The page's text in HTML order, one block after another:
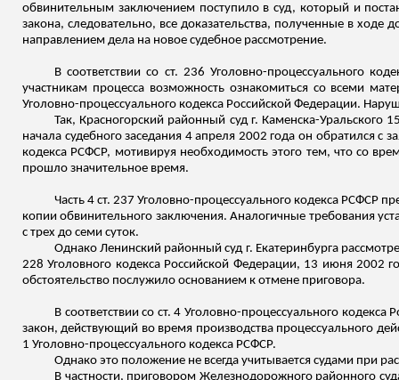
обвинительным заключением поступило в суд, который и
закона, следовательно, все доказательства, полученные в
направлением дела на новое судебное рассмотрение.
В соответствии со ст. 236 Уголовно-процессуального
участникам процесса возможность ознакомиться со всеми
Уголовно-процессуального кодекса Российской Федерации.
Так, Красногорский районный суд г. Каменска-
начала судебного заседания 4 апреля 2002 года он обратился с
кодекса РСФСР, мотивируя необходимость этого тем, что со
прошло значительное время.
Часть 4 ст. 237 Уголовно-процессуального кодекса РСФСР
копии обвинительного заключения. Аналогичные требования
с трех до семи суток.
Однако Ленинский районный суд г. Екатеринбурга
228 Уголовного кодекса Российской Федерации, 13 июня 2002
обстоятельство послужило основанием к отмене приговора.
В соответствии со ст. 4 Уголовно-процессуального
закон, действующий во время производства процессуального
1 Уголовно-процессуального кодекса РСФСР.
Однако это положение не всегда учитывается судами при
В частности, приговором Железнодорожного районного